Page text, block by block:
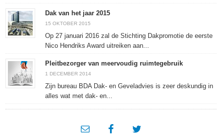
Dak van het jaar 2015
15 OKTOBER 2015
Op 27 januari 2016 zal de Stichting Dakpromotie de eerste
Nico Hendriks Award uitreiken aan...
Pleitbezorger van meervoudig ruimtegebruik
1 DECEMBER 2014
Zijn bureau BDA Dak- en Geveladvies is zeer deskundig in
alles wat met dak- en...